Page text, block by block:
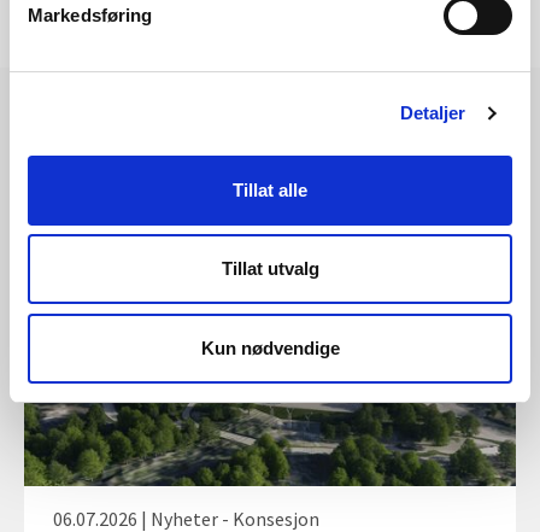
Markedsføring
Detaljer
Tillat alle
Tillat utvalg
Kun nødvendige
06.07.2026 | Nyheter - Konsesjon